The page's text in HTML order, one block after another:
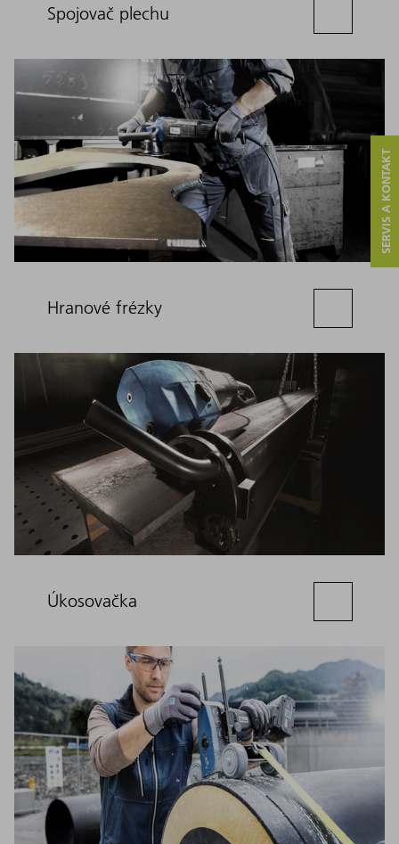
Spojovač plechu
Hranové frézky
Úkosovačka
SERVIS A KONTAKT